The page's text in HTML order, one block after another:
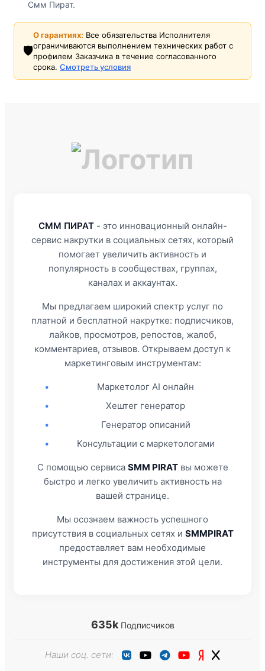
Смм Пират.
🛡️
О гарантиях: Все обязательства Исполнителя
ограничиваются выполнением технических работ с
профилем Заказчика в течение согласованного
срока. Смотреть условия
СММ ПИРАТ- это инновационный онлайн-
сервис накрутки в социальных сетях, который
помогает увеличить активность и
популярность в сообществах, группах,
каналах и аккаунтах.
Мы предлагаем широкий спектр услуг по
платной и бесплатной накрутке: подписчиков,
лайков, просмотров, репостов, жалоб,
комментариев, отзывов. Открываем доступ к
маркетинговым инструментам:
•
Маркетолог AI онлайн
•
Хештег генератор
•
Генератор описаний
•
Консультации с маркетологами
С помощью сервиса SMM PIRATвы можете
быстро и легко увеличить активность на
вашей странице.
Мы осознаем важность успешного
присутствия в социальных сетях и SMMPIRAT
предоставляет вам необходимые
инструменты для достижения этой цели.
635kПодписчиков
Наши соц. сети: